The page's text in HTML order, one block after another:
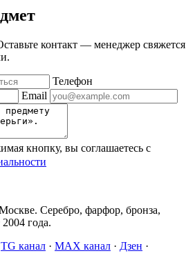
контакт — менеджер свяжется
Телефон
Email
кнопку, вы соглашаетесь с
Серебро, фарфор, бронза,
года.
TG канал · MAX канал · Дзен ·